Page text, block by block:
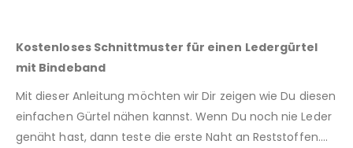
Kostenloses Schnittmuster für einen Ledergürtel
mit Bindeband
Mit dieser Anleitung möchten wir Dir zeigen wie Du diesen
einfachen Gürtel nähen kannst. Wenn Du noch nie Leder
genäht hast, dann teste die erste Naht an Reststoffen….